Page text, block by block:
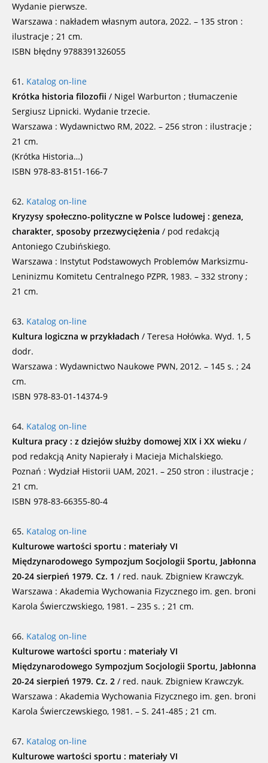
Wydanie pierwsze.
Warszawa : nakładem własnym autora, 2022. – 135 stron :
ilustracje ; 21 cm.
ISBN błędny 9788391326055
61. Katalog on-line
Krótka historia filozofii / Nigel Warburton ; tłumaczenie
Sergiusz Lipnicki. Wydanie trzecie.
Warszawa : Wydawnictwo RM, 2022. – 256 stron : ilustracje ;
21 cm.
(Krótka Historia…)
ISBN 978-83-8151-166-7
62. Katalog on-line
Kryzysy społeczno-polityczne w Polsce ludowej : geneza,
charakter, sposoby przezwyciężenia / pod redakcją
Antoniego Czubińskiego.
Warszawa : Instytut Podstawowych Problemów Marksizmu-
Leninizmu Komitetu Centralnego PZPR, 1983. – 332 strony ;
21 cm.
63. Katalog on-line
Kultura logiczna w przykładach / Teresa Hołówka. Wyd. 1, 5
dodr.
Warszawa : Wydawnictwo Naukowe PWN, 2012. – 145 s. ; 24
cm.
ISBN 978-83-01-14374-9
64. Katalog on-line
Kultura pracy : z dziejów służby domowej XIX i XX wieku /
pod redakcją Anity Napierały i Macieja Michalskiego.
Poznań : Wydział Historii UAM, 2021. – 250 stron : ilustracje ;
21 cm.
ISBN 978-83-66355-80-4
65. Katalog on-line
Kulturowe wartości sportu : materiały VI
Międzynarodowego Sympozjum Socjologii Sportu, Jabłonna
20-24 sierpień 1979. Cz. 1 / red. nauk. Zbigniew Krawczyk.
Warszawa : Akademia Wychowania Fizycznego im. gen. broni
Karola Świerczwskiego, 1981. – 235 s. ; 21 cm.
66. Katalog on-line
Kulturowe wartości sportu : materiały VI
Międzynarodowego Sympozjum Socjologii Sportu, Jabłonna
20-24 sierpień 1979. Cz. 2 / red. nauk. Zbigniew Krawczyk.
Warszawa : Akademia Wychowania Fizycznego im. gen. broni
Karola Świerczewskiego, 1981. – S. 241-485 ; 21 cm.
67. Katalog on-line
Kulturowe wartości sportu : materiały VI